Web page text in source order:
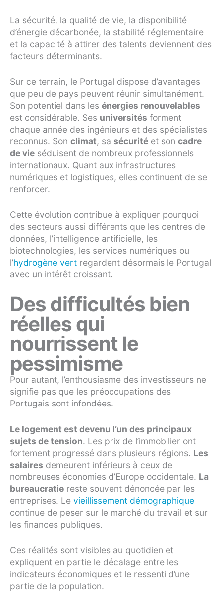
La sécurité, la qualité de vie, la disponibilité
d’énergie décarbonée, la stabilité réglementaire
et la capacité à attirer des talents deviennent des
facteurs déterminants.
Sur ce terrain, le Portugal dispose d’avantages
que peu de pays peuvent réunir simultanément.
Son potentiel dans les énergies renouvelables
est considérable. Ses universités forment
chaque année des ingénieurs et des spécialistes
reconnus. Son climat, sa sécurité et son cadre
de vie séduisent de nombreux professionnels
internationaux. Quant aux infrastructures
numériques et logistiques, elles continuent de se
renforcer.
Cette évolution contribue à expliquer pourquoi
des secteurs aussi différents que les centres de
données, l’intelligence artificielle, les
biotechnologies, les services numériques ou
l’hydrogène vert regardent désormais le Portugal
avec un intérêt croissant.
Des difficultés bien
réelles qui
nourrissent le
pessimisme
Pour autant, l’enthousiasme des investisseurs ne
signifie pas que les préoccupations des
Portugais sont infondées.
Le logement est devenu l’un des principaux
sujets de tension. Les prix de l’immobilier ont
fortement progressé dans plusieurs régions. Les
salaires demeurent inférieurs à ceux de
nombreuses économies d’Europe occidentale. La
bureaucratie reste souvent dénoncée par les
entreprises. Le vieillissement démographique
continue de peser sur le marché du travail et sur
les finances publiques.
Ces réalités sont visibles au quotidien et
expliquent en partie le décalage entre les
indicateurs économiques et le ressenti d’une
partie de la population.